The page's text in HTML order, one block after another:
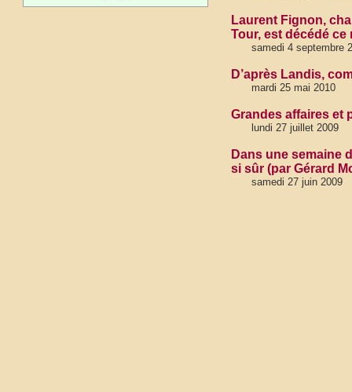
Laurent Fignon,
Tour, est décédé ce
samedi 4 septembre
D’après Landis,
mardi 25 mai 2010
Grandes affaires et
lundi 27 juillet 2009
Dans une semaine
si sûr (par Gérard
samedi 27 juin 2009